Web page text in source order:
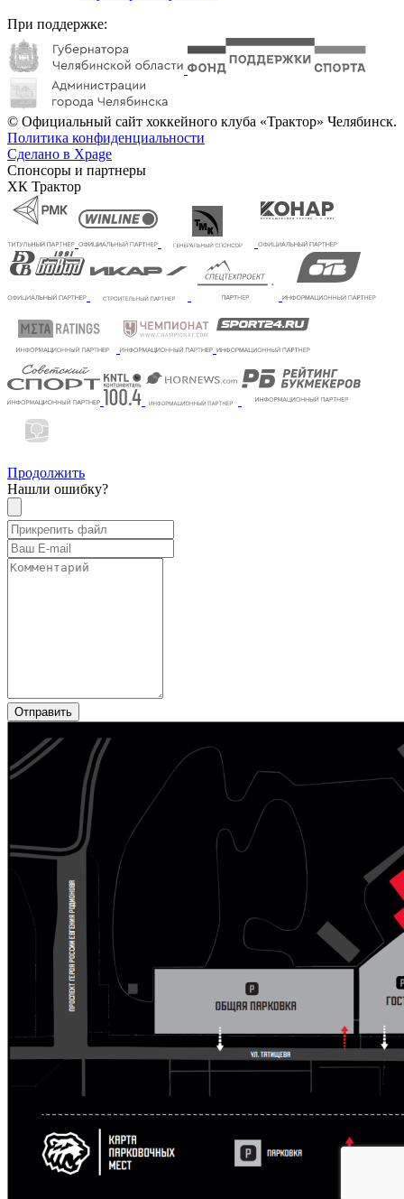
При поддержке:
© Официальный сайт хоккейного клуба «Трактор» Челябинск.
Политика конфиденциальности
Сделано в Xpage
Спонсоры и партнеры
ХК Трактор
Продолжить
Нашли ошибку?